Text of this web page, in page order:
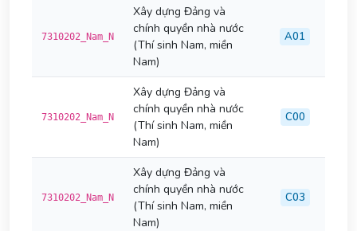
7310202_Nam_N
Xây dựng Đảng và
chính quyền nhà nước
(Thí sinh Nam, miền
Nam)
A01
7310202_Nam_N
Xây dựng Đảng và
chính quyền nhà nước
(Thí sinh Nam, miền
Nam)
C00
7310202_Nam_N
Xây dựng Đảng và
chính quyền nhà nước
(Thí sinh Nam, miền
Nam)
C03